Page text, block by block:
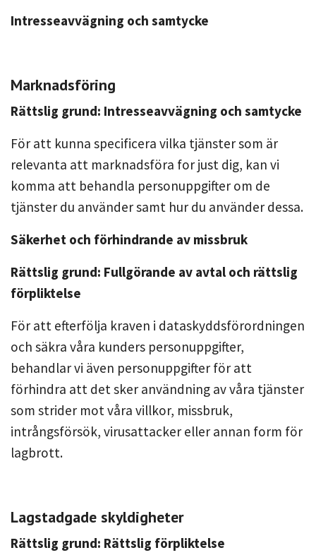
Intresseavvägning och samtycke
Marknadsföring
Rättslig grund: Intresseavvägning och samtycke
För att kunna specificera vilka tjänster som är
relevanta att marknadsföra for just dig, kan vi
komma att behandla personuppgifter om de
tjänster du använder samt hur du använder dessa.
Säkerhet och förhindrande av missbruk
Rättslig grund: Fullgörande av avtal och rättslig
förpliktelse
För att efterfölja kraven i dataskyddsförordningen
och säkra våra kunders personuppgifter,
behandlar vi även personuppgifter för att
förhindra att det sker användning av våra tjänster
som strider mot våra villkor, missbruk,
intrångsförsök, virusattacker eller annan form för
lagbrott.
Lagstadgade skyldigheter
Rättslig grund: Rättslig förpliktelse